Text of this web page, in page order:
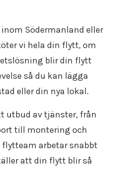
Södermanland eller
vi hela din flytt, om
blir din flytt
så du kan lägga
eller din nya lokal.
utbud av tjänster, från
till montering och
flytteam arbetar snabbt
att din flytt blir så